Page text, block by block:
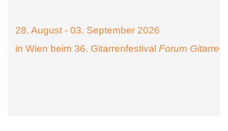
28. August - 03. September 2026
in Wien beim 36. Gitarrenfestival Forum Gitarre